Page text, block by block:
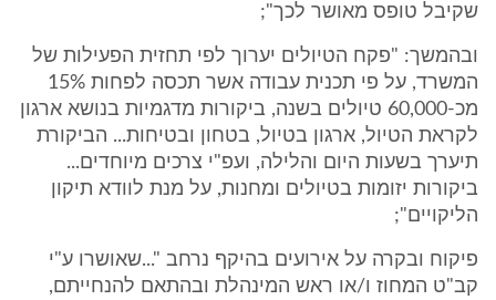
שקיבל טופס מאושר לכך";
ובהמשך: "פקח הטיולים יערוך לפי תחזית הפעילות של
המשרד, על פי תכנית עבודה אשר תכסה לפחות 15%
מכ-60,000 טיולים בשנה, ביקורות מדגמיות בנושא ארגון
לקראת הטיול, ארגון בטיול, בטחון ובטיחות... הביקורת
תיערך בשעות היום והלילה, ועפ"י צרכים מיוחדים...
ביקורות יזומות בטיולים ומחנות, על מנת לוודא תיקון
הליקויים";
פיקוח ובקרה על אירועים בהיקף נרחב "...שאושרו ע"י
קב"ט המחוז ו/או ראש המינהלת ובהתאם להנחייתם,